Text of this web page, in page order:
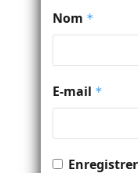
Nom *
E-mail *